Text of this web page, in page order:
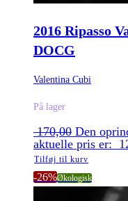
2016 Ripasso
DOCG
Valentina Cubi
På lager
170,00 Den
aktuelle pris er:
Tilføj til kurv
-26%Økologisk